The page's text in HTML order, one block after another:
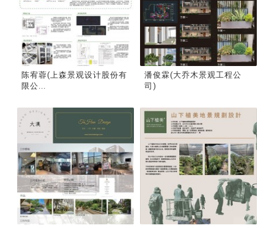
陈宥蓉(上森景观设计股份有
限公...
潘俊霖(大乔木景观工程公
司)